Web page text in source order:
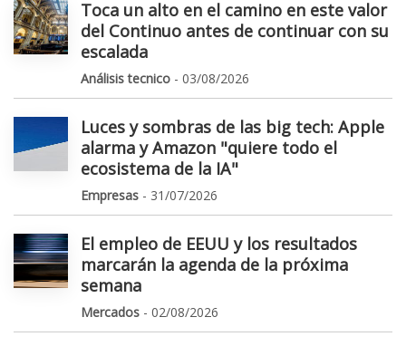
Toca un alto en el camino en este valor
del Continuo antes de continuar con su
escalada
Análisis tecnico - 03/08/2026
Luces y sombras de las big tech: Apple
alarma y Amazon "quiere todo el
ecosistema de la IA"
Empresas - 31/07/2026
El empleo de EEUU y los resultados
marcarán la agenda de la próxima
semana
Mercados - 02/08/2026